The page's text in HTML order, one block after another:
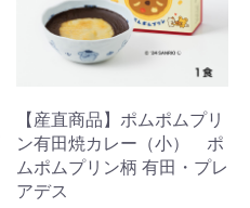
【産直商品】ポムポムプリ
ン有田焼カレー（小） ポ
ムポムプリン柄 有田・プレ
アデス